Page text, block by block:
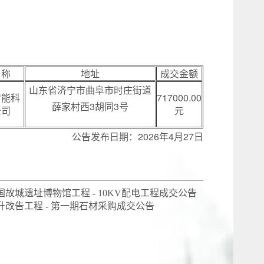
地址
成交金额
科
山东省济宁市曲阜市时庄街道
薛家村西3胡同3号
717000.00
元
公告发布日期：2026年4月27日
城遗址博物馆工程 - 10KV配电工程成交公告
告工程 - 第一期石材采购成交公告